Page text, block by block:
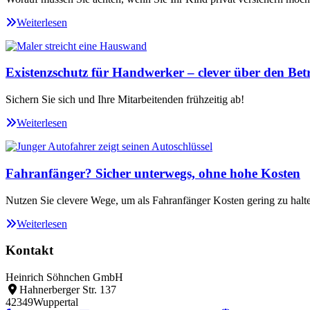
Weiterlesen
Existenzschutz für Handwerker – clever über den
Sichern Sie sich und Ihre Mitarbeitenden frühzeitig ab!
Weiterlesen
Fahranfänger? Sicher unterwegs, ohne hohe Kosten
Nutzen Sie clevere Wege, um als Fahranfänger Kosten gering zu
Weiterlesen
Kontakt
Heinrich Söhnchen GmbH
Hahnerberger Str. 137
42349Wuppertal